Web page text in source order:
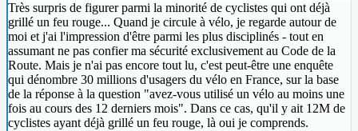
Très surpris de figurer parmi la minorité de cyclistes qui ont déjà
grillé un feu rouge... Quand je circule à vélo, je regarde autour de
moi et j'ai l'impression d'être parmi les plus disciplinés - tout en
assumant ne pas confier ma sécurité exclusivement au Code de la
Route. Mais je n'ai pas encore tout lu, c'est peut-être une enquête
qui dénombre 30 millions d'usagers du vélo en France, sur la base
de la réponse à la question "avez-vous utilisé un vélo au moins une
fois au cours des 12 derniers mois". Dans ce cas, qu'il y ait 12M de
cyclistes ayant déjà grillé un feu rouge, là oui je comprends.